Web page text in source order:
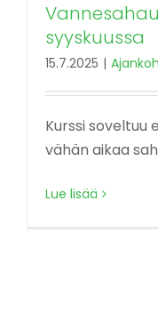
syyskuussa
15.7.2025 |
Kurssi soveltuu
vähän aikaa
Lue lisää